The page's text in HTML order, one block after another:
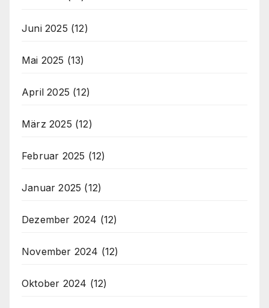
Juni 2025 (12)
Mai 2025 (13)
April 2025 (12)
März 2025 (12)
Februar 2025 (12)
Januar 2025 (12)
Dezember 2024 (12)
November 2024 (12)
Oktober 2024 (12)